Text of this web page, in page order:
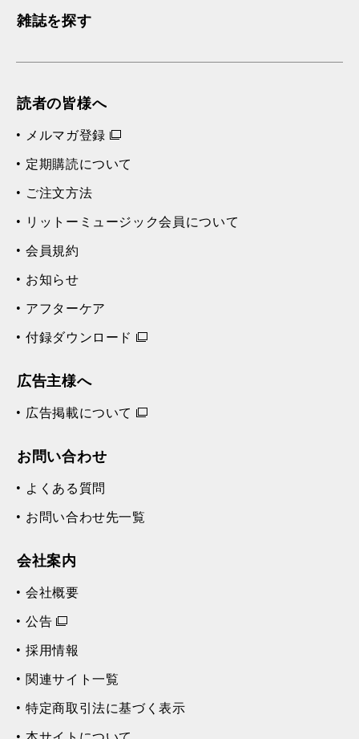
雑誌を探す
読者の皆様へ
メルマガ登録
定期購読について
ご注文方法
リットーミュージック会員について
会員規約
お知らせ
アフターケア
付録ダウンロード
広告主様へ
広告掲載について
お問い合わせ
よくある質問
お問い合わせ先一覧
会社案内
会社概要
公告
採用情報
関連サイト一覧
特定商取引法に基づく表示